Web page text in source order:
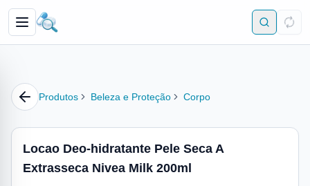
Produtos Beleza e Proteção Corpo
Locao Deo-hidratante Pele Seca A
Extrasseca Nivea Milk 200ml